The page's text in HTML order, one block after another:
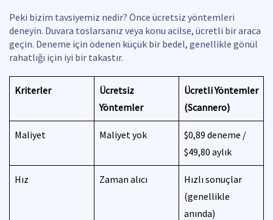
Peki bizim tavsiyemiz nedir? Önce ücretsiz yöntemleri
deneyin. Duvara toslarsanız veya konu acilse, ücretli bir araca
geçin. Deneme için ödenen küçük bir bedel, genellikle gönül
rahatlığı için iyi bir takastır.
Kriterler
Ücretsiz
Yöntemler
Ücretli Yöntemler
(Scannero)
Maliyet Maliyet yok
$0,89 deneme /
$49,80 aylık
Hız Zaman alıcı
Hızlı sonuçlar
(genellikle
anında)